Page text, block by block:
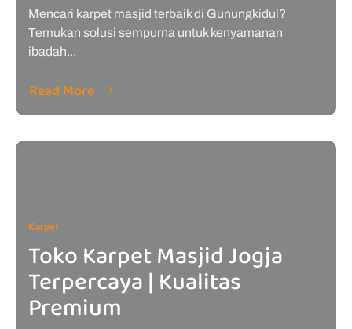
Mencari karpet masjid terbaik di Gunungkidul?
Temukan solusi sempurna untuk kenyamanan
ibadah...
Read More
Karpet
Toko Karpet Masjid Jogja
Terpercaya | Kualitas
Premium